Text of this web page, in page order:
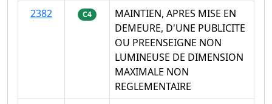
2382
C4
MAINTIEN, APRES MISE EN
DEMEURE, D'UNE PUBLICITE
OU PREENSEIGNE NON
LUMINEUSE DE DIMENSION
MAXIMALE NON
REGLEMENTAIRE